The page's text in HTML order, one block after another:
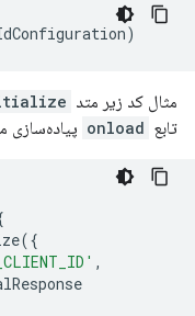
)
مثال کد زیر متد
تابع onload پیاده‌سازی
({
,